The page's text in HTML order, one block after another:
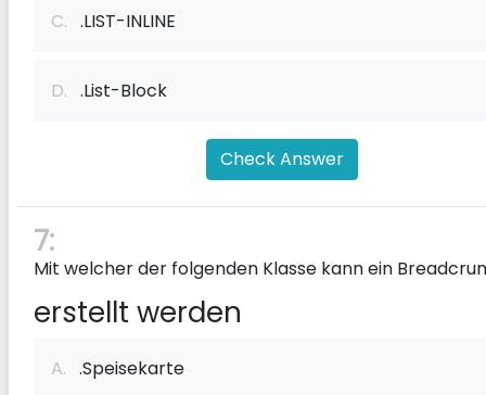
C. .LIST-INLINE
D. .List-Block
Check Answer
7:
Mit welcher der folgenden Klasse kann ein
erstellt werden
A. .Speisekarte